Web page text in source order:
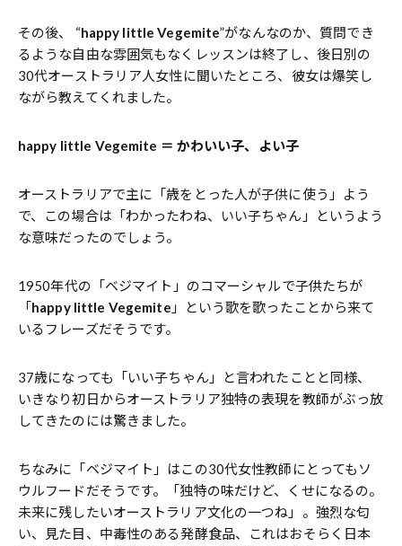
その後、 “happy little Vegemite”がなんなのか、質問でき
るような自由な雰囲気もなくレッスンは終了し、後日別の
30代オーストラリア人女性に聞いたところ、彼女は爆笑し
ながら教えてくれました。
happy little Vegemite ＝ かわいい子、よい子
オーストラリアで主に「歳をとった人が子供に使う」よう
で、この場合は「わかったわね、いい子ちゃん」というよう
な意味だったのでしょう。
1950年代の「ベジマイト」のコマーシャルで子供たちが
「happy little Vegemite 」という歌を歌ったことから来て
いるフレーズだそうです。
37歳になっても「いい子ちゃん」と言われたことと同様、
いきなり初日からオーストラリア独特の表現を教師がぶっ放
してきたのには驚きました。
ちなみに「ベジマイト」はこの30代女性教師にとってもソ
ウルフードだそうです。「独特の味だけど、くせになるの。
未来に残したいオーストラリア文化の一つね」。強烈な匂
い、見た目、中毒性のある発酵食品、これはおそらく日本